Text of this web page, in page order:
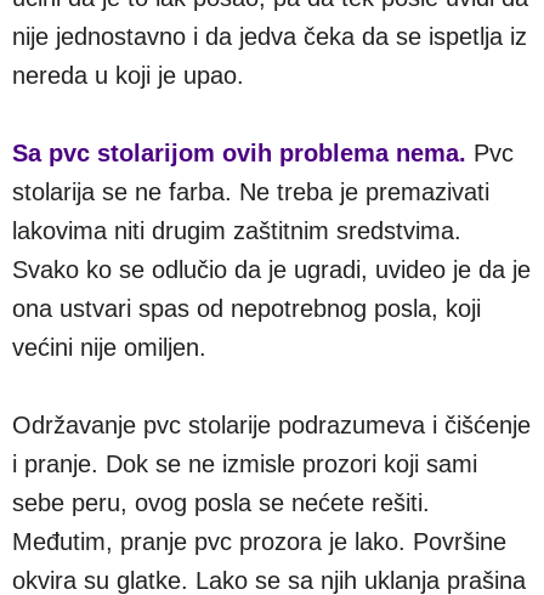
nije jednostavno i da jedva čeka da se ispetlja iz
nereda u koji je upao.
Sa pvc stolarijom ovih problema nema. Pvc
stolarija se ne farba. Ne treba je premazivati
lakovima niti drugim zaštitnim sredstvima.
Svako ko se odlučio da je ugradi, uvideo je da je
ona ustvari spas od nepotrebnog posla, koji
većini nije omiljen.
Održavanje pvc stolarije podrazumeva i čišćenje
i pranje. Dok se ne izmisle prozori koji sami
sebe peru, ovog posla se nećete rešiti.
Međutim, pranje pvc prozora je lako. Površine
okvira su glatke. Lako se sa njih uklanja prašina